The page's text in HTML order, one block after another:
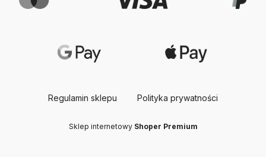
Regulamin sklepu Polityka prywatności
Sklep internetowy Shoper Premium